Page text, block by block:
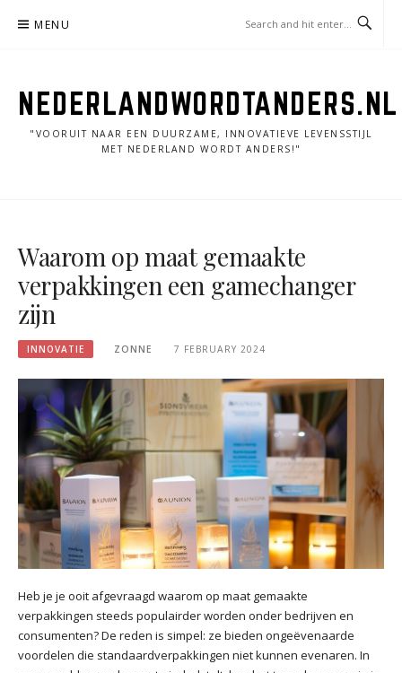
MENU
NEDERLANDWORDTANDERS.NL
"VOORUIT NAAR EEN DUURZAME, INNOVATIEVE LEVENSSTIJL
MET NEDERLAND WORDT ANDERS!"
Waarom op maat gemaakte
verpakkingen een gamechanger
zijn
INNOVATIE ZONNE 7 FEBRUARY 2024
Heb je je ooit afgevraagd waarom op maat gemaakte
verpakkingen steeds populairder worden onder bedrijven en
consumenten? De reden is simpel: ze bieden ongeëvenaarde
voordelen die standaardverpakkingen niet kunnen evenaren. In